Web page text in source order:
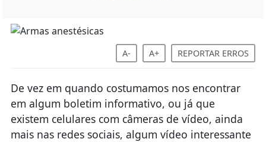
A- A+ REPORTAR ERROS
De vez em quando costumamos nos encontrar
em algum boletim informativo, ou já que
existem celulares com câmeras de vídeo, ainda
mais nas redes sociais, algum vídeo interessante